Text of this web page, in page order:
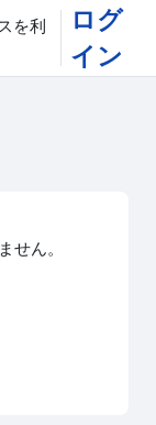
を利
ログ
イン
せん。